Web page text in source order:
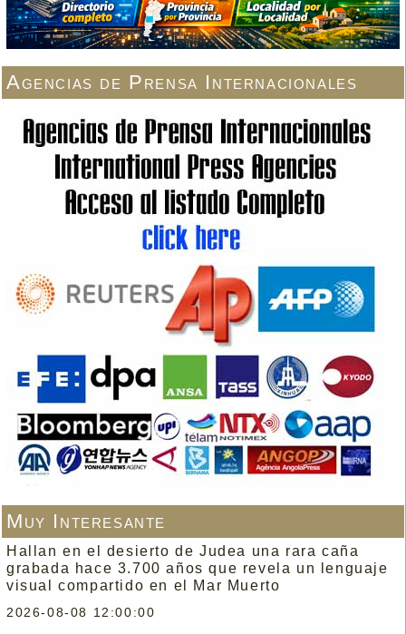
Agencias de Prensa Internacionales
Muy Interesante
Hallan en el desierto de Judea una rara caña
grabada hace 3.700 años que revela un lenguaje
visual compartido en el Mar Muerto
2026-08-08 12:00:00